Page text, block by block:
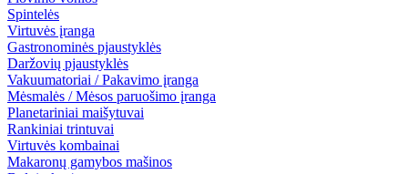
Spintelės
Virtuvės įranga
Gastronominės pjaustyklės
Daržovių pjaustyklės
Vakuumatoriai / Pakavimo įranga
Mėsmalės / Mėsos paruošimo įranga
Planetariniai maišytuvai
Rankiniai trintuvai
Virtuvės kombainai
Makaronų gamybos mašinos